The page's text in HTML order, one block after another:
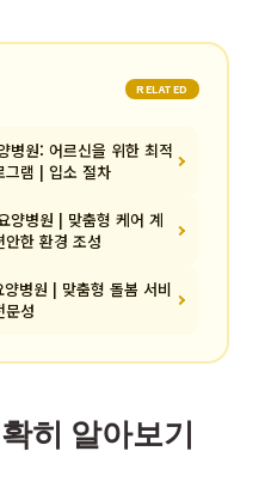
RELATED
병원: 어르신을 위한 최적
램 | 입소 절차
양병원 | 맞춤형 케어 계
한 환경 조성
병원 | 맞춤형 돌봄 서비
성
히 알아보기